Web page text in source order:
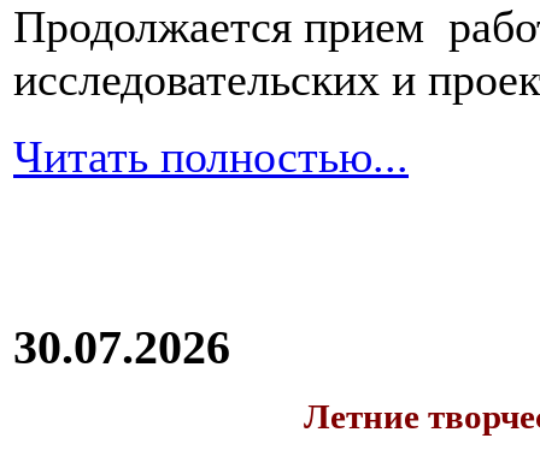
Продолжается прием
исследовательских и
Читать полностью...
30.07.2026
Летние